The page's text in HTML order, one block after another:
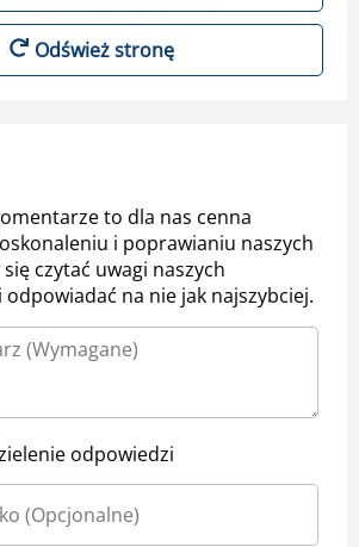
Odśwież stronę
to dla nas cenna
i poprawianiu naszych
się czytać uwagi naszych
na nie jak najszybciej.
odpowiedzi